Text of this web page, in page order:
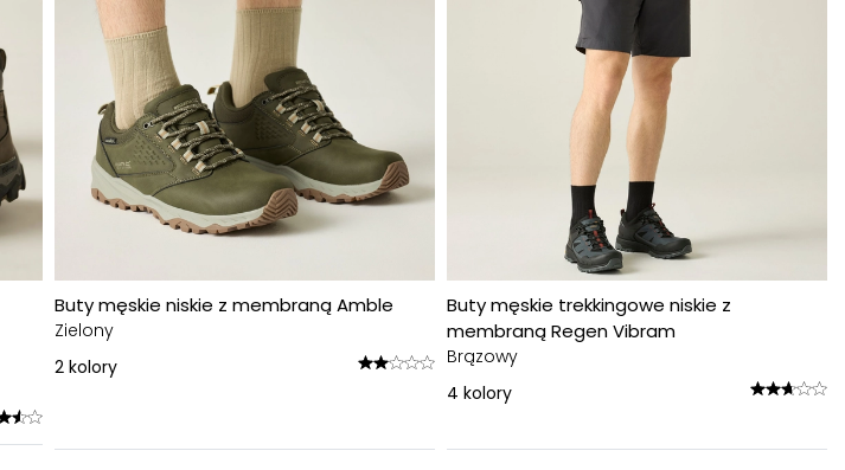
Buty męskie niskie z membraną Amble
Zielony
2 kolory
Buty męskie trekkingowe niskie z
membraną Regen Vibram
Brązowy
4 kolory